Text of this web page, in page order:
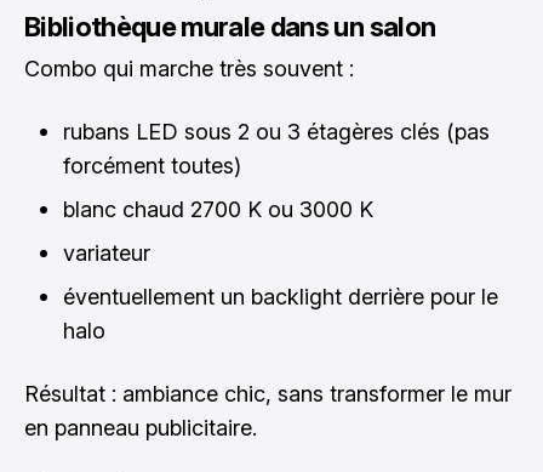
Bibliothèque murale dans un salon
Combo qui marche très souvent :
rubans LED sous 2 ou 3 étagères clés (pas
forcément toutes)
blanc chaud 2700 K ou 3000 K
variateur
éventuellement un backlight derrière pour le
halo
Résultat : ambiance chic, sans transformer le mur
en panneau publicitaire.